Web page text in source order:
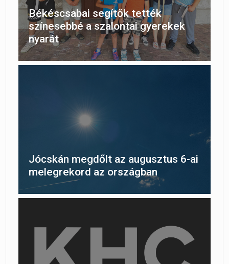
Békéscsabai segítők tették
színesebbé a szalontai gyerekek
nyarát
Jócskán megdőlt az augusztus 6-ai
melegrekord az országban